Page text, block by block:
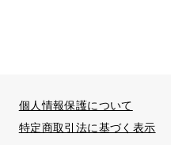
個人情報保護について
特定商取引法に基づく表示